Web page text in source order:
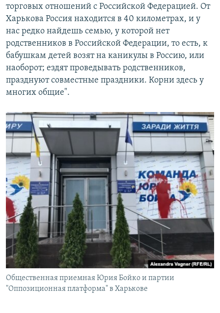
торговых отношений с Российской Федерацией. От
Харькова Россия находится в 40 километрах, и у
нас редко найдешь семью, у которой нет
родственников в Российской Федерации, то есть, к
бабушкам детей возят на каникулы в Россию, или
наоборот; ездят проведывать родственников,
празднуют совместные праздники. Корни здесь у
многих общие".
Общественная приемная Юрия Бойко и партии
"Оппозиционная платформа" в Харькове